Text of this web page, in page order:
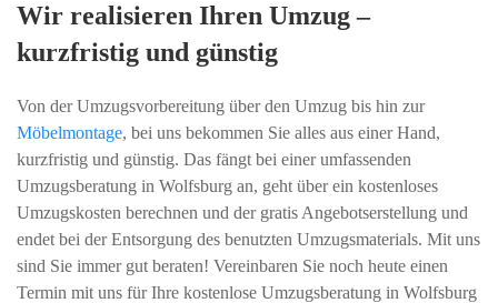
Wir realisieren Ihren Umzug –
kurzfristig und günstig
Von der Umzugsvorbereitung über den Umzug bis hin zur
Möbelmontage, bei uns bekommen Sie alles aus einer Hand,
kurzfristig und günstig. Das fängt bei einer umfassenden
Umzugsberatung in Wolfsburg an, geht über ein kostenloses
Umzugskosten berechnen und der gratis Angebotserstellung und
endet bei der Entsorgung des benutzten Umzugsmaterials. Mit uns
sind Sie immer gut beraten! Vereinbaren Sie noch heute einen
Termin mit uns für Ihre kostenlose Umzugsberatung in Wolfsburg